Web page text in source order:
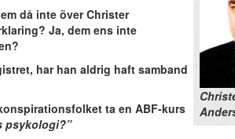
då inte över Christer
Ja, dem ens inte
har han aldrig haft samband
ta en ABF-kurs
psykologi?”